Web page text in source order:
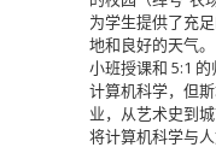
为学生提供了充
地和良好的天气。
小班授课和 5:1 的
计算机科学，但
业，从艺术史到城
将计算机科学与